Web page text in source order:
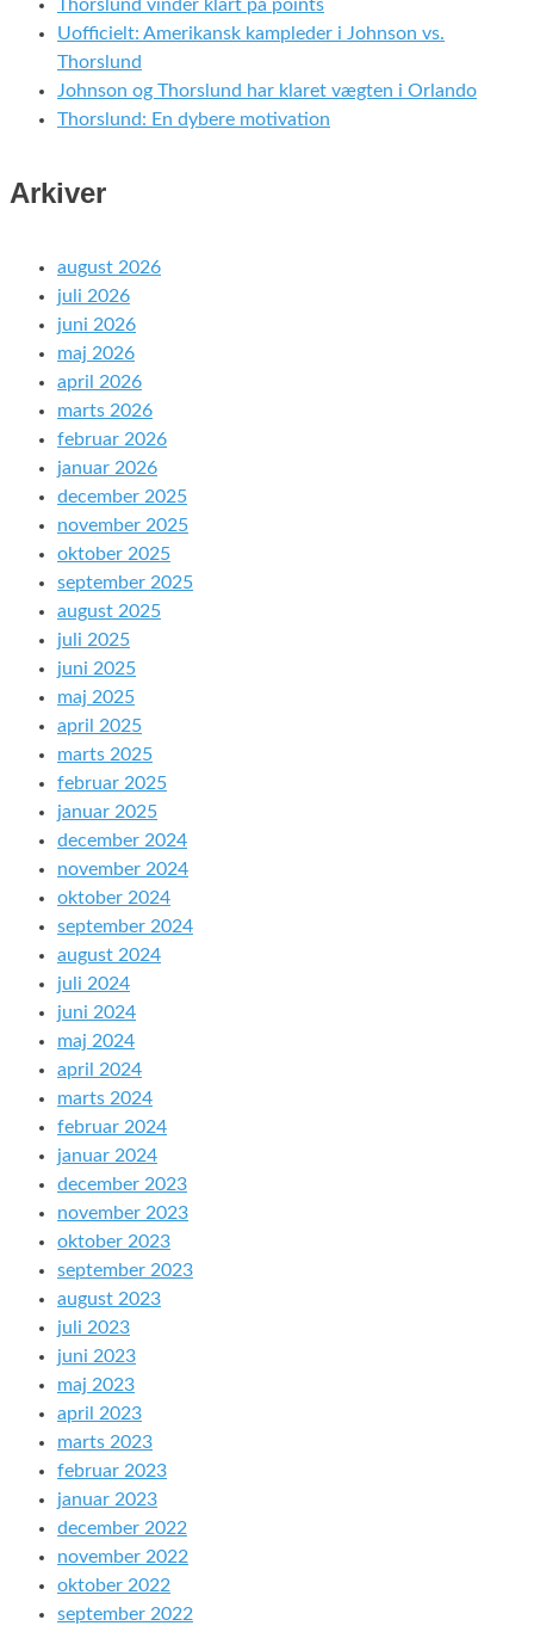
Thorslund vinder klart på points
Uofficielt: Amerikansk kampleder i Johnson vs.
Thorslund
Johnson og Thorslund har klaret vægten i Orlando
Thorslund: En dybere motivation
Arkiver
august 2026
juli 2026
juni 2026
maj 2026
april 2026
marts 2026
februar 2026
januar 2026
december 2025
november 2025
oktober 2025
september 2025
august 2025
juli 2025
juni 2025
maj 2025
april 2025
marts 2025
februar 2025
januar 2025
december 2024
november 2024
oktober 2024
september 2024
august 2024
juli 2024
juni 2024
maj 2024
april 2024
marts 2024
februar 2024
januar 2024
december 2023
november 2023
oktober 2023
september 2023
august 2023
juli 2023
juni 2023
maj 2023
april 2023
marts 2023
februar 2023
januar 2023
december 2022
november 2022
oktober 2022
september 2022